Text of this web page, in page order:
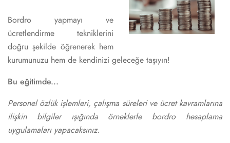
Bordro yapmayı ve
ücretlendirme tekniklerini
doğru şekilde öğrenerek hem
kurumunuzu hem de kendinizi geleceğe taşıyın!
Bu eğitimde...
Personel özlük işlemleri, çalışma süreleri ve ücret kavramlarına
ilişkin bilgiler ışığında örneklerle bordro hesaplama
uygulamaları yapacaksınız.